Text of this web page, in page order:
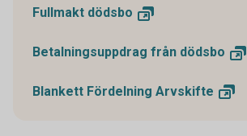
Fullmakt dödsbo
Betalningsuppdrag från dödsbo
Blankett Fördelning Arvskifte